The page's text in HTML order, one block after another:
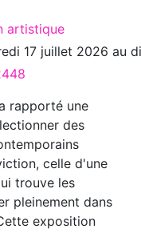
artistique
17 juillet 2026 au
rapporté une
des
celle d'une
trouve les
pleinement dans
exposition